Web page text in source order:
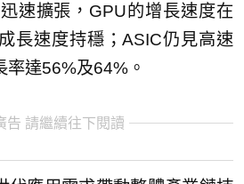
速擴張，GPU的增長速度在
長速度持穩；ASIC仍見高速
達56%及64%。
告 請繼續往下閱讀